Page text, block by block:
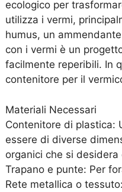
ecologico per
utilizza i vermi,
humus, un
con i vermi è un
facilmente reperibili. In
contenitore per il
Materiali Necessari
Contenitore di plastica:
essere di diverse
organici che si desidera
Trapano e punte: Per
Rete metallica o